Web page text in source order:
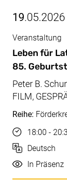
19.05.2026
Mai,
Leben für
85.
Veranstaltung
Peter B.
FILM,
Reihe:
Uhrzeit
18:00 -
Sprache
Deutsch
In Präsenz